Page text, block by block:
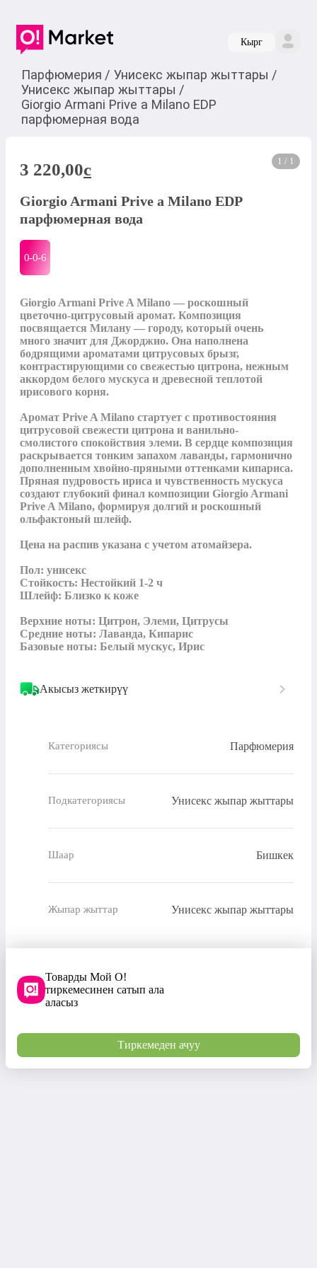
Кырг
Парфюмерия / Унисекс жыпар жыттары /
Унисекс жыпар жыттары /
Giorgio Armani Prive a Milano EDP
парфюмерная вода
1 / 1
3 220,00c
Giorgio Armani Prive a Milano EDP
парфюмерная вода
0-0-6
Giorgio Armani Prive A Milano — роскошный
цветочно-цитрусовый аромат. Композиция
посвящается Милану — городу, который очень
много значит для Джорджио. Она наполнена
бодрящими ароматами цитрусовых брызг,
контрастирующими со свежестью цитрона, нежным
аккордом белого мускуса и древесной теплотой
ирисового корня.
Аромат Prive A Milano стартует с противостояния
цитрусовой свежести цитрона и ванильно-
смолистого спокойствия элеми. В сердце композиция
раскрывается тонким запахом лаванды, гармонично
дополненным хвойно-пряными оттенками кипариса.
Пряная пудровость ириса и чувственность мускуса
создают глубокий финал композиции Giorgio Armani
Prive A Milano, формируя долгий и роскошный
ольфактоный шлейф.
Цена на распив указана с учетом атомайзера.
Пол: унисекс
Стойкость: Нестойкий 1-2 ч
Шлейф: Близко к коже
Верхние ноты: Цитрон, Элеми, Цитрусы
Средние ноты: Лаванда, Кипарис
Базовые ноты: Белый мускус, Ирис
Акысыз жеткирүү
Категориясы Парфюмерия
Подкатегориясы Унисекс жыпар жыттары
Шаар Бишкек
Жыпар жыттар Унисекс жыпар жыттары
Товарды Мой О!
тиркемесинен сатып ала
аласыз
Тиркемеден ачуу